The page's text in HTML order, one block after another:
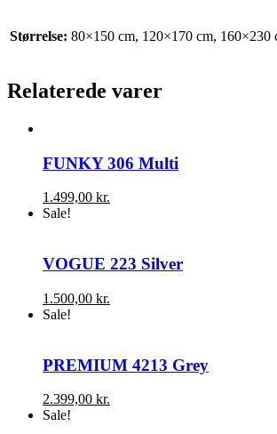
Størrelse: 80×150 cm, 120×170 cm, 160×230
Relaterede varer
FUNKY 306 Multi
1.499,00 kr.
Sale!
VOGUE 223 Silver
1.500,00 kr.
Sale!
PREMIUM 4213 Grey
2.399,00 kr.
Sale!